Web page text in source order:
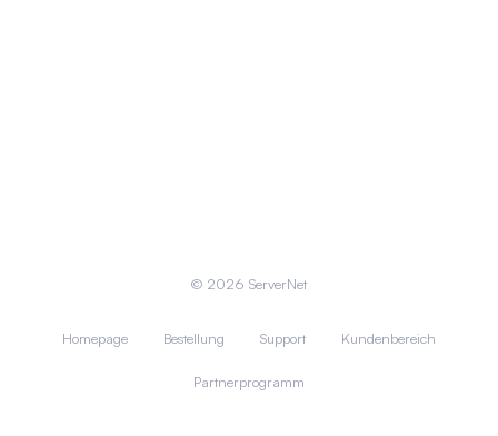
© 2026 ServerNet
Homepage Bestellung Support Kundenbereich
Partnerprogramm